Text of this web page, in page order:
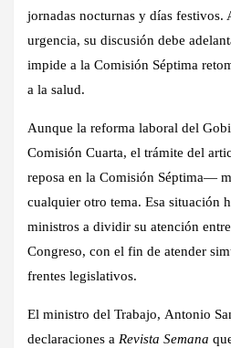
jornadas nocturnas y días festivos.
urgencia, su discusión debe
impide a la Comisión Séptima
a la salud.
Aunque la reforma laboral del
Comisión Cuarta, el trámite del
reposa en la Comisión Séptima—
cualquier otro tema. Esa situación
ministros a dividir su atención
Congreso, con el fin de atender
frentes legislativos.
El ministro del Trabajo, Antonio
declaraciones a Revista Semana